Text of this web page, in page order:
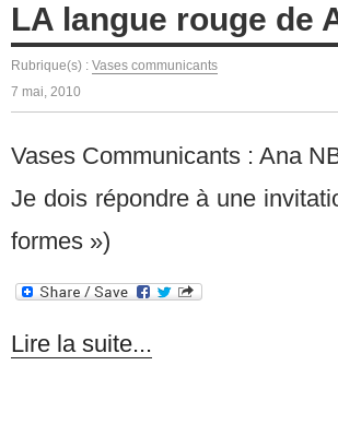
LA langue rouge de
Rubrique(s) : Vases communicants
7 mai, 2010
Vases Communicants : Ana
Je dois répondre à une
formes »)
Lire la suite...